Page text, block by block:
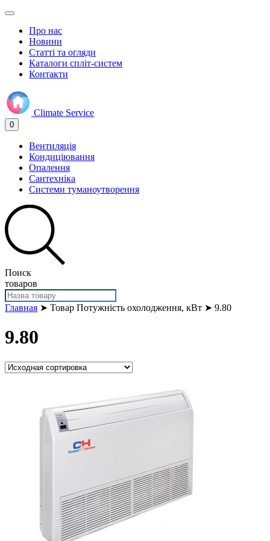
Про нас
Новини
Статті та огляди
Каталоги спліт-систем
Контакти
Climate Service
0
Вентиляція
Кондиціювання
Опалення
Сантехніка
Системи туманоутворення
Поиск
товаров
Главная ➤ Товар Потужність охолодження, кВт ➤ 9.80
9.80